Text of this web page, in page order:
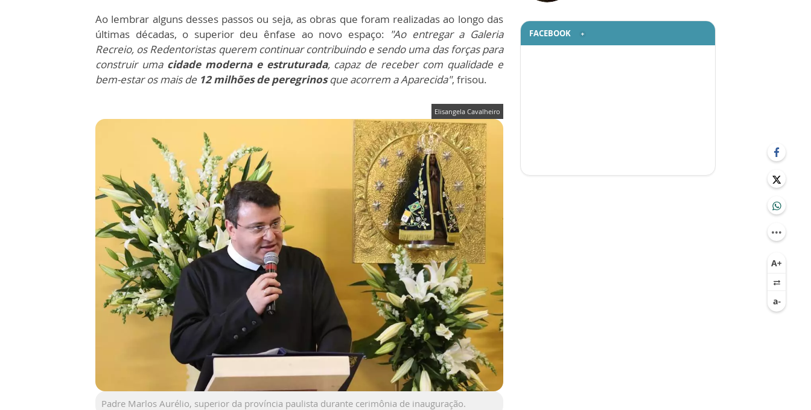
Ao lembrar alguns desses passos ou seja, as obras que foram realizadas ao longo das
últimas décadas, o superior deu ênfase ao novo espaço: "Ao entregar a Galeria
Recreio, os Redentoristas querem continuar contribuindo e sendo uma das forças para
construir uma cidade moderna e estruturada, capaz de receber com qualidade e
bem-estar os mais de 12 milhões de peregrinosque acorrem a Aparecida", frisou.
Elisangela Cavalheiro
Padre Marlos Aurélio, superior da província paulista durante cerimônia de inauguração.
FACEBOOK